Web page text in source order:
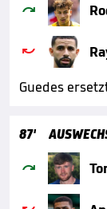


Guedes
87'
